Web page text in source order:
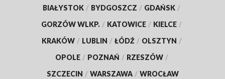
BIAŁYSTOK / BYDGOSZCZ / GDAŃSK /
GORZÓW WLKP. / KATOWICE / KIELCE /
KRAKÓW / LUBLIN / ŁÓDŹ / OLSZTYN /
OPOLE / POZNAŃ / RZESZÓW /
SZCZECIN / WARSZAWA / WROCŁAW